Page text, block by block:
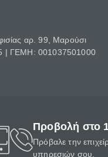
αρ. 99, Μαρούσι
| ΓΕΜΗ: 001037501000
Προβολή στο
Πρόβαλε την
υπηρεσιών σου.